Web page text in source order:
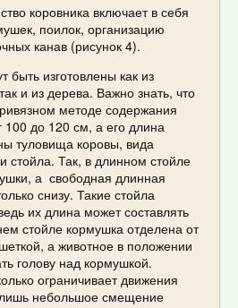
коровника включает в себя
поилок, организацию
канав (рисунок 4).
быть изготовлены как из
и из дерева. Важно знать, что
методе содержания
100 до 120 см, а его длина
туловища коровы, вида
стойла. Так, в длинном стойле
а свободная длинная
снизу. Такие стойла
их длина может составлять
стойле кормушка отделена от
а животное в положении
голову над кормушкой.
ограничивает движения
лишь небольшое смещение